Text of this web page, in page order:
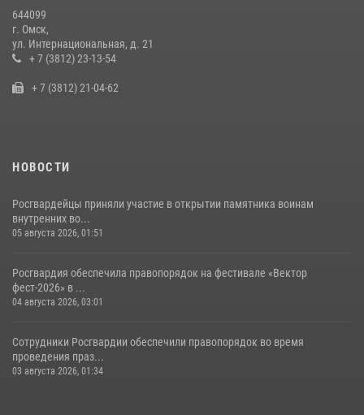
Росгвардия обеспечила безопасность уникального передвижного
музея «Поезд Победы» в Омске
644099
г. Омск,
ул. Интернациональная, д. 21
+ 7 (3812) 23-13-54
+ 7 (3812) 21-04-62
НОВОСТИ
Росгвардейцы приняли участие в открытии памятника воинам
внутренних во...
05 августа 2026, 01:51
Росгвардия обеспечила правопорядок на фестивале «Вектор
фест-2026» в ...
04 августа 2026, 03:01
Сотрудники Росгвардии обеспечили правопорядок во время
проведения праз...
03 августа 2026, 01:34